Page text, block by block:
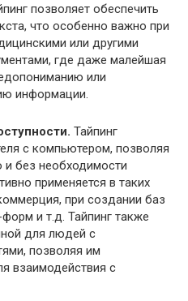
позволяет обеспечить
что особенно важно при
или другими
где даже малейшая
или
информации.
Тайпинг
с компьютером, позволяя
без необходимости
применяется в таких
при создании баз
и т.д. Тайпинг также
для людей с
позволяя им
взаимодействия с